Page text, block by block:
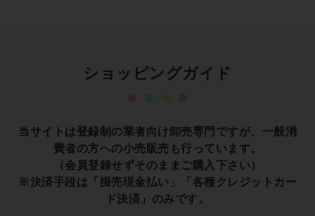
ショッピングガイド
当サイトは登録制の業者向け卸売専門ですが、一般消
費者の方への小売販売も行っています。
（会員登録せずそのままご購入下さい）
※決済手段は「掛売現金払い」「各種クレジットカー
ド決済」のみです。